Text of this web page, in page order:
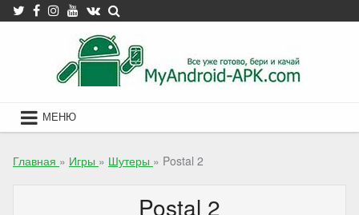
Skip
to
МЕНЮ
Главная » Игры » Шутеры » Postal 2
Postal 2